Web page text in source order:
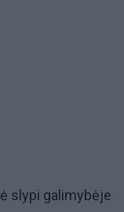
slypi galimybėje